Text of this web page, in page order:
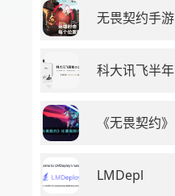
无畏契约手游
科大讯飞半年
《无畏契约》
LMDepl